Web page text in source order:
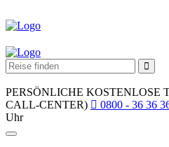
PERSÖNLICHE KOSTENLOSE
CALL-CENTER)
0800 - 36 36
Uhr